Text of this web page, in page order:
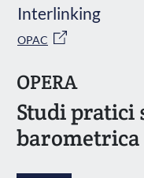
Interlinking
OPAC
OPERA
Studi pratici
barometrica